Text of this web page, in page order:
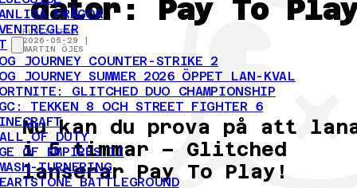
FRÅGOR
JOURNEY COUNTER-STRIKE 2
JOURNEY SUMMER 2026 ÖPPET LAN-KVAL
GLITCHED DUO CHAMPIONSHIP
TEKKEN 8 OCH STREET FIGHTER 6
OF DUTY
OF EMPIRES II
TURNERING
BATTLEGROUND
dator: Pay To
PUBLICERAD
2026-05-29 |
MARTIN ÖJES
Nu kan du prova på att
i 5 timmar – Glitched
lanserar Pay To Play!